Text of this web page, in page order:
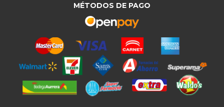
MÉTODOS DE PAGO